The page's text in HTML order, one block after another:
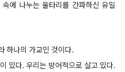
에 나누는 울타리를 간파하신 유일
하나의 가교인 것이다.
있다. 우리는 방어적으로 살고 있다.